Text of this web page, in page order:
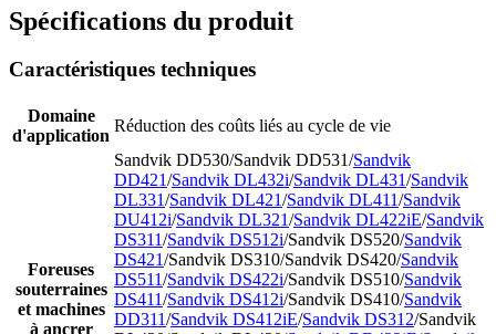
Spécifications du produit
Caractéristiques techniques
Domaine
d'application
Réduction des coûts liés au cycle de vie
Foreuses
souterraines
et machines
à ancrer
Sandvik DD530/Sandvik DD531/Sandvik
DD421/Sandvik DL432i/Sandvik DL431/Sandvik
DL331/Sandvik DL421/Sandvik DL411/Sandvik
DU412i/Sandvik DL321/Sandvik DL422iE/Sandvik
DS311/Sandvik DS512i/Sandvik DS520/Sandvik
DS421/Sandvik DS310/Sandvik DS420/Sandvik
DS511/Sandvik DS422i/Sandvik DS510/Sandvik
DS411/Sandvik DS412i/Sandvik DS410/Sandvik
DD311/Sandvik DS412iE/Sandvik DS312/Sandvik